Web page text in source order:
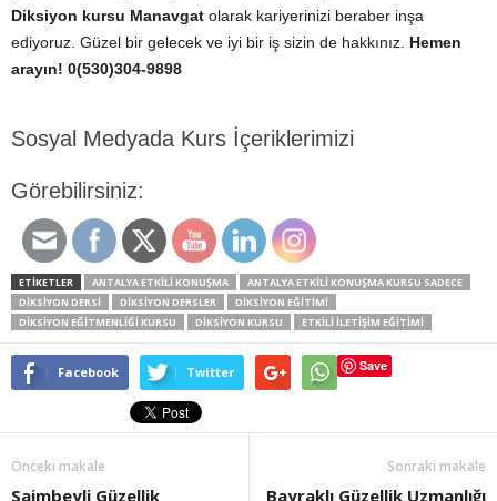
Diksiyon kursu Manavgat olarak kariyerinizi beraber inşa
ediyoruz. Güzel bir gelecek ve iyi bir iş sizin de hakkınız. Hemen
arayın! 0(530)304-9898
Sosyal Medyada Kurs İçeriklerimizi
Görebilirsiniz:
ETİKETLER ANTALYA ETKILI KONUŞMA
ANTALYA ETKILI KONUŞMA KURSU SADECE
DIKSIYON DERSI
DIKSIYON DERSLER
DIKSIYON EĞITIMI
DIKSIYON EĞITMENLIĞI KURSU
DİKSİYON KURSU ETKILI ILETIŞIM EĞITIMI
Facebook Twitter Save
Önceki makale
Saimbeyli Güzellik
Sonraki makale
Bayraklı Güzellik Uzmanlığı